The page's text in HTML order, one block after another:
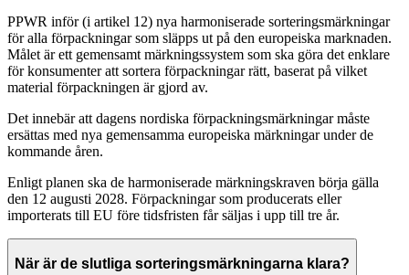
PPWR inför (i artikel 12) nya harmoniserade sorteringsmärkningar
för alla förpackningar som släpps ut på den europeiska marknaden.
Målet är ett gemensamt märkningssystem som ska göra det enklare
för konsumenter att sortera förpackningar rätt, baserat på vilket
material förpackningen är gjord av.
Det innebär att dagens nordiska förpackningsmärkningar måste
ersättas med nya gemensamma europeiska märkningar under de
kommande åren.
Enligt planen ska de harmoniserade märkningskraven börja gälla
den 12 augusti 2028. Förpackningar som producerats eller
importerats till EU före tidsfristen får säljas i upp till tre år.
När är de slutliga sorteringsmärkningarna klara?